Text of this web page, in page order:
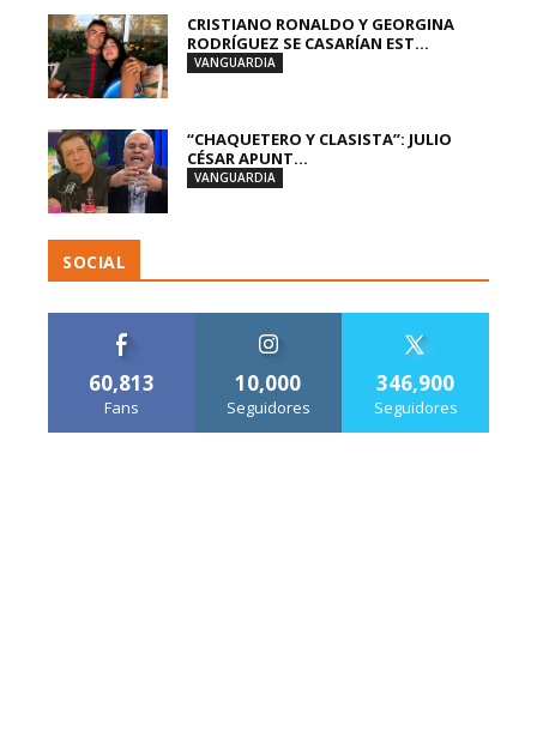
CRISTIANO RONALDO Y GEORGINA
RODRÍGUEZ SE CASARÍAN EST...
VANGUARDIA
“CHAQUETERO Y CLASISTA”: JULIO
CÉSAR APUNT...
VANGUARDIA
SOCIAL
60,813
Fans
10,000
Seguidores
346,900
Seguidores